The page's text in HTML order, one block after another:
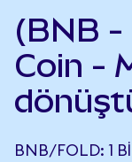
(BNB -
Coin -
BNB/FOLD: 1